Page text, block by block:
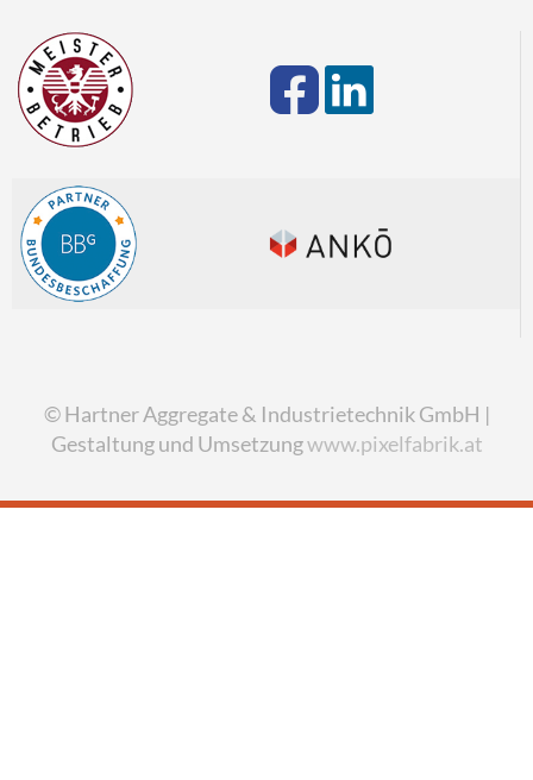
© Hartner Aggregate & Industrietechnik GmbH |
Gestaltung und Umsetzungwww.pixelfabrik.at